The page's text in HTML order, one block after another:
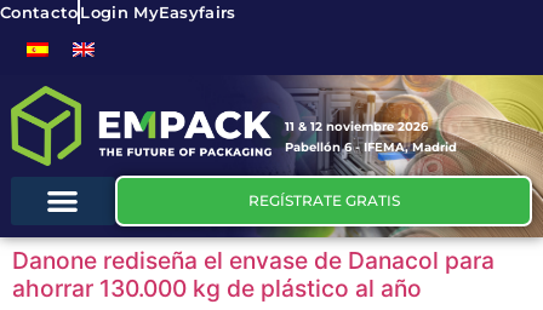
ContactoLogin MyEasyfairs
11 & 12 noviembre 2026
Pabellón 6 - IFEMA, Madrid
REGÍSTRATE GRATIS
Danone rediseña el envase de Danacol para
ahorrar 130.000 kg de plástico al año